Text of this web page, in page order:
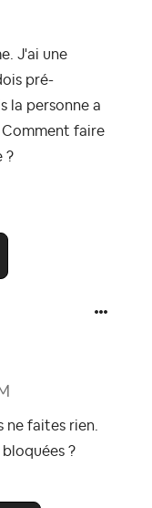
J'ai une
pré-
la personne a
faire
?
ne faites rien.
?